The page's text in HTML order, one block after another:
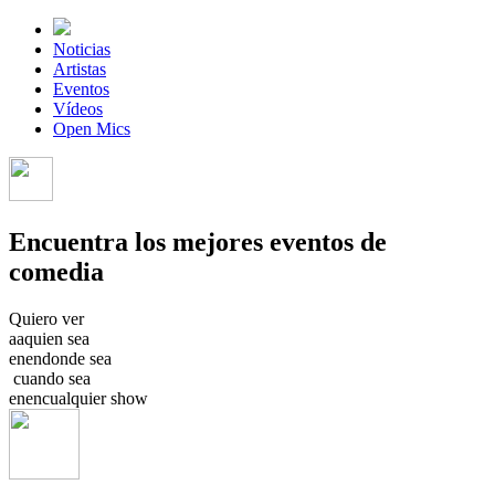
Noticias
Artistas
Eventos
Vídeos
Open Mics
Encuentra los mejores eventos de
comedia
Quiero ver
aaquien sea
enendonde sea
cuando sea
enencualquier show